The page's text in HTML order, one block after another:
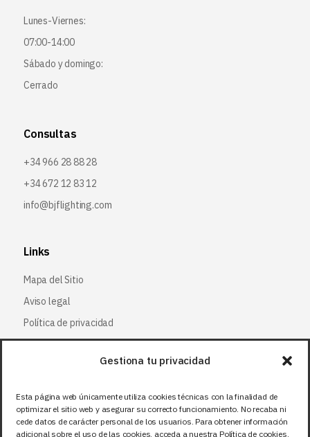
Gestiona tu privacidad
Esta página web únicamente utiliza cookies técnicas con la finalidad de
optimizar el sitio web y asegurar su correcto funcionamiento. No recaba ni
cede datos de carácter personal de los usuarios. Para obtener información
adicional sobre el uso de las cookies, acceda a nuestra Política de cookies.
Lunes-Viernes:
07:00-14:00
Sábado y domingo:
Cerrado
Consultas
+34 966 28 88 28
+34 672 12 83 12
info@bjflighting.com
Links
Mapa del Sitio
Aviso legal
Política de privacidad
Política de cookies
Síguenos
Facebook